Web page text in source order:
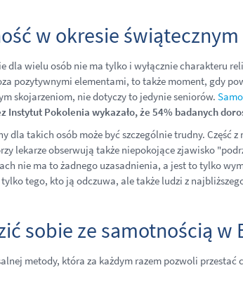
w okresie świątecznym
dla wielu osób nie ma tylko i wyłącznie charakteru
pozytywnymi elementami, to także moment, gdy
skojarzeniom, nie dotyczy to jedynie seniorów.
Instytut Pokolenia wykazało, że 54% badanych
dla takich osób może być szczególnie trudny. Część
lekarze obserwują także niepokojące zjawisko
nie ma to żadnego uzasadnienia, a jest to tylko
tylko tego, kto ją odczuwa, ale także ludzi z
sobie ze samotnością w
metody, która za każdym razem pozwoli